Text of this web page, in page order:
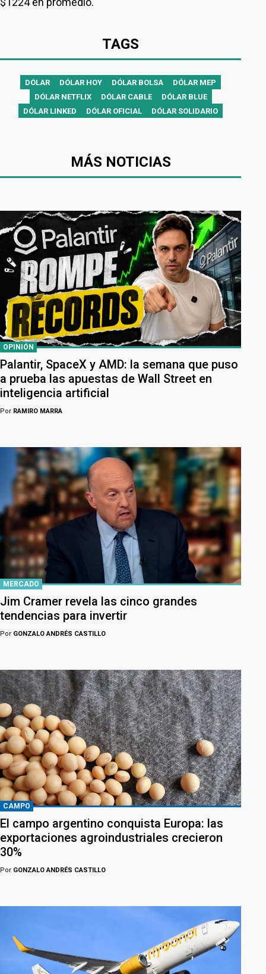
TAGS
DÓLAR DÓLAR HOY DÓLAR BOLSA
DÓLAR MEP
DÓLAR NETFLIX
DÓLAR CABLE
DÓLAR BLUE
DÓLAR LINKED
DÓLAR OFICIAL DÓLAR SOLIDARIO
MÁS NOTICIAS
OPINIÓN
Palantir, SpaceX y AMD: la semana que puso
a prueba las apuestas de Wall Street en
inteligencia artificial
Por RAMIRO MARRA
MERCADO
Jim Cramer revela las cinco grandes
tendencias para invertir
Por GONZALO ANDRÉS CASTILLO
CAMPO
El campo argentino conquista Europa: las
exportaciones agroindustriales crecieron
30%
Por GONZALO ANDRÉS CASTILLO